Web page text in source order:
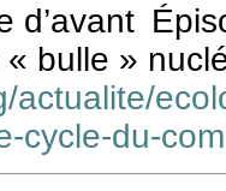
d’avant
bulle »
actualite/
cycle-du-